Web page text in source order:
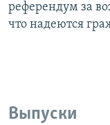
референдум за
что надеются
Выпуски